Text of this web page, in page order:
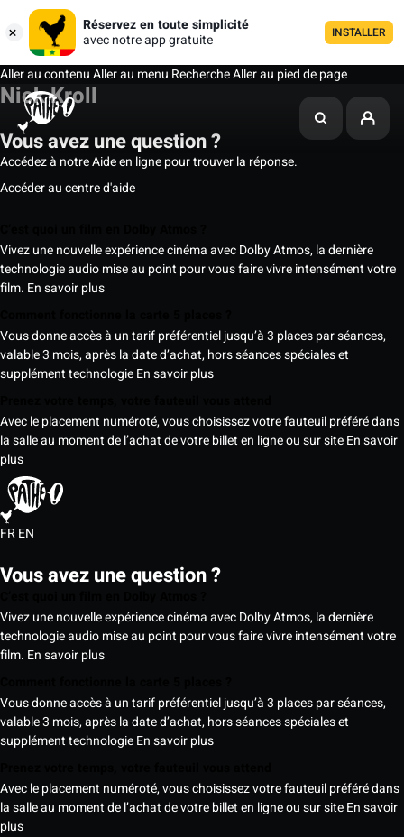
Réservez en toute simplicité
avec notre app gratuite
INSTALLER
Aller au contenuAller au menu RechercheAller au pied de page
Nick Kroll
Vous avez une question ?
Accédez à notre Aide en ligne pour trouver la réponse.
Accéder au centre d'aide
Vivez une nouvelle expérience cinéma avec Dolby Atmos, la dernière
technologie audio mise au point pour vous faire vivre intensément votre
film. En savoir plus
Vous donne accès à un tarif préférentiel jusqu’à 3 places par séances,
valable 3 mois, après la date d’achat, hors séances spéciales et
supplément technologieEn savoir plus
Avec le placement numéroté, vous choisissez votre fauteuil préféré dans
la salle au moment de l’achat de votre billet en ligne ou sur siteEn savoir
plus
FREN
Vous avez une question ?
Vivez une nouvelle expérience cinéma avec Dolby Atmos, la dernière
technologie audio mise au point pour vous faire vivre intensément votre
film. En savoir plus
Vous donne accès à un tarif préférentiel jusqu’à 3 places par séances,
valable 3 mois, après la date d’achat, hors séances spéciales et
supplément technologieEn savoir plus
Avec le placement numéroté, vous choisissez votre fauteuil préféré dans
la salle au moment de l’achat de votre billet en ligne ou sur siteEn savoir
plus